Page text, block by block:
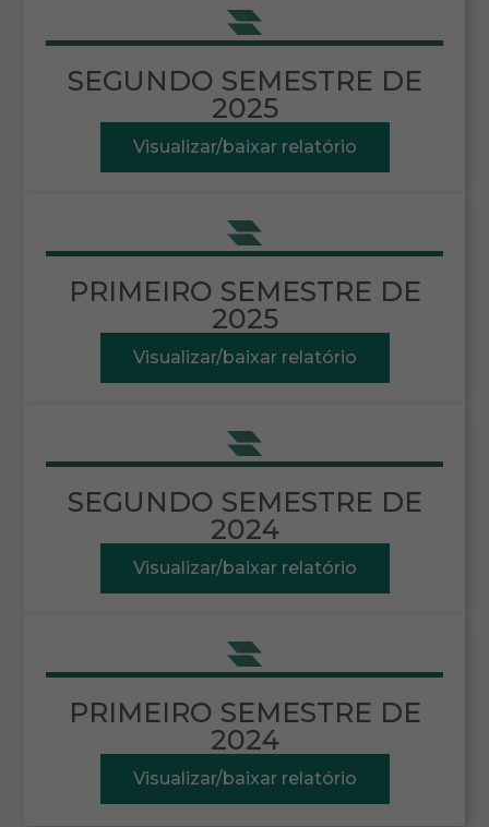
SEGUNDO SEMESTRE DE
2025
Visualizar/baixar relatório
PRIMEIRO SEMESTRE DE
2025
Visualizar/baixar relatório
SEGUNDO SEMESTRE DE
2024
Visualizar/baixar relatório
PRIMEIRO SEMESTRE DE
2024
Visualizar/baixar relatório